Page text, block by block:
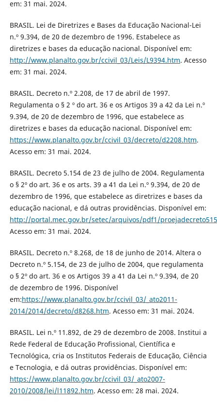
em: 31 mai. 2024.
BRASIL. Lei de Diretrizes e Bases da Educação Nacional-Lei
n.º 9.394, de 20 de dezembro de 1996. Estabelece as
diretrizes e bases da educação nacional. Disponível em:
http://www.planalto.gov.br/ccivil_03/Leis/L9394.htm. Acesso
em: 31 mai. 2024.
BRASIL. Decreto n.º 2.208, de 17 de abril de 1997.
Regulamenta o § 2 º do art. 36 e os Artigos 39 a 42 da Lei n.º
9.394, de 20 de dezembro de 1996, que estabelece as
diretrizes e bases da educação nacional. Disponível em:
https://www.planalto.gov.br/ccivil_03/decreto/d2208.htm.
Acesso em: 31 mai. 2024.
BRASIL. Decreto 5.154 de 23 de julho de 2004. Regulamenta
o § 2º do art. 36 e os arts. 39 a 41 da Lei n.º 9.394, de 20 de
dezembro de 1996, que estabelece as diretrizes e bases da
educação nacional, e dá outras providências. Disponível em:
http://portal.mec.gov.br/setec/arquivos/pdf1/
Acesso em: 31 mai. 2024.
BRASIL. Decreto n.º 8.268, de 18 de junho de 2014. Altera o
Decreto n.º 5.154, de 23 de julho de 2004, que regulamenta
o § 2º do art. 36 e os Artigos 39 a 41 da Lei n.º 9.394, de 20
de dezembro de 1996. Disponível
em:https://www.planalto.gov.br/ccivil_03/_ato2011-
2014/2014/decreto/d8268.htm. Acesso em: 31 mai. 2024.
BRASIL. Lei n.º 11.892, de 29 de dezembro de 2008. Institui a
Rede Federal de Educação Profissional, Científica e
Tecnológica, cria os Institutos Federais de Educação, Ciência
e Tecnologia, e dá outras providências. Disponível em:
https://www.planalto.gov.br/ccivil_03/_ato2007-
2010/2008/lei/l11892.htm. Acesso em: 28 mai. 2024.